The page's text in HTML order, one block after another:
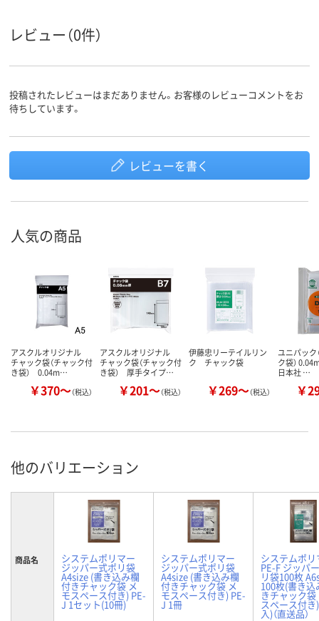
レビュー（0件）
投稿されたレビューはまだありません。お客様のレビューコメントをお
待ちしています。
レビューを書く
人気の商品
アスクルオリジナル
チャック袋（チャック付
き袋） 0.04m…
￥370～（税込）
アスクルオリジナル
チャック袋（チャック付
き袋） 厚手タイプ…
￥201～（税込）
伊藤忠リーテイルリン
ク チャック袋
￥269～（税込）
ユニパック
ク袋）
日本社 …
￥
他のバリエーション
商品名 システムポリマー
ジッパー式ポリ袋
A4size (書き込み欄
付きチャック袋 メ
モスペース付き) PE-
J 1セット(10冊)
システムポリマー
ジッパー式ポリ袋
A4size (書き込み欄
付きチャック袋 メ
モスペース付き) PE-
J 1冊
システムポリ
PE-F ジッパ
リ袋100枚
100枚(書き込
きチャック袋
スペース付
入)（直送品）